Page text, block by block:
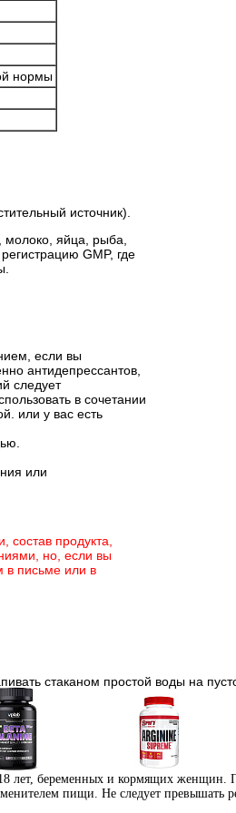
Аргинин (l-arginine)
нормы
источник).
молоко, яйца, рыба,
GMP, где
если вы
антидепрессантов,
следует
в сочетании
или у вас есть
или
состав продукта,
но, если вы
в письме или в
стаканом простой воды на
лет, беременных и кормящих
пищи. Не следует превышать